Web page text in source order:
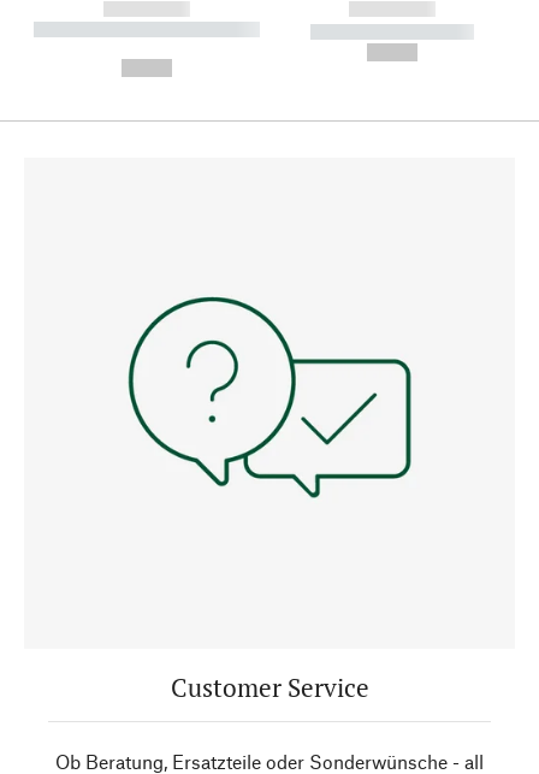
------------
----------- ----------- --------
------------
----------- -----------
Customer Service
Ob Beratung, Ersatzteile oder Sonderwünsche - all